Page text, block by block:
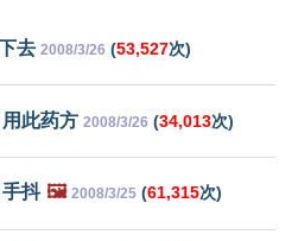
去 2008/3/26 (53,527次)
此药方 2008/3/26 (34,013次)
抖 🖼️ 2008/3/25 (61,315次)